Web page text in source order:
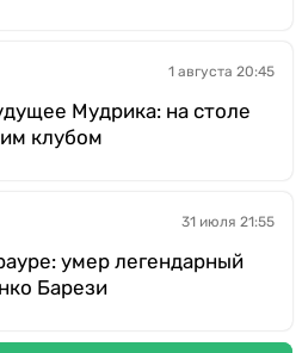
1 августа 20:45
Мудрика: на столе
клубом
31 июля 21:55
умер легендарный
Барези